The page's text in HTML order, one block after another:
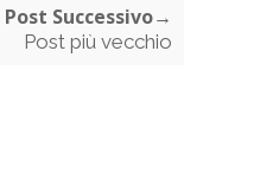
Post Successivo→
Post più vecchio